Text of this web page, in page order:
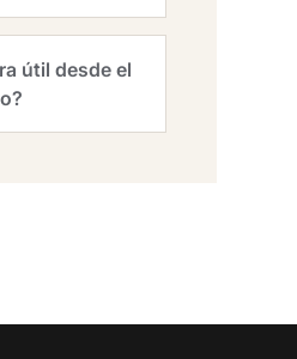
útil desde el